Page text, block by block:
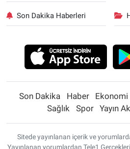
Son Dakika Haberleri
Son Dakika Haber Ekonomi
Sağlık
Spor Yayın
Sitede yayınlanan içerik ve
Yayınlanan yorumlardan Tele1